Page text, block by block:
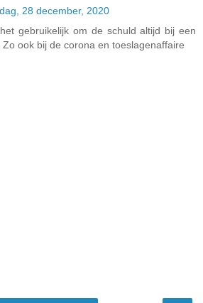
28 december, 2020
gebruikelijk om de schuld altijd bij een
ook bij de corona en toeslagenaffaire